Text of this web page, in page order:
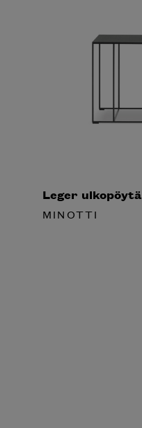
Leger ulkopöytä
MINOTTI